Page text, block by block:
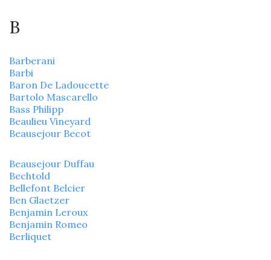
B
Barberani
Barbi
Baron De Ladoucette
Bartolo Mascarello
Bass Philipp
Beaulieu Vineyard
Beausejour Becot
Beausejour Duffau
Bechtold
Bellefont Belcier
Ben Glaetzer
Benjamin Leroux
Benjamin Romeo
Berliquet